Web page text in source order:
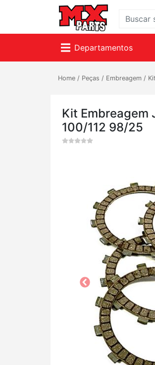
Departamentos
Home / Peças / Embreagem /
Kit Embreagem
100/112 98/25